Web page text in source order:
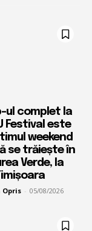
ul complet la
Festival este
weekend
se trăiește în
Verde, la
Timișoara
Opris - 05/08/2026